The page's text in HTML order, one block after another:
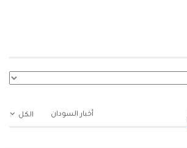
الكل أخبار السودان